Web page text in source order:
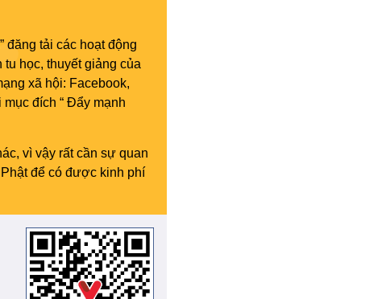
đăng tải các hoạt động
học, thuyết giảng của
xã hội: Facebook,
đích “ Đẩy mạnh
vì vậy rất cần sự quan
để có được kinh phí